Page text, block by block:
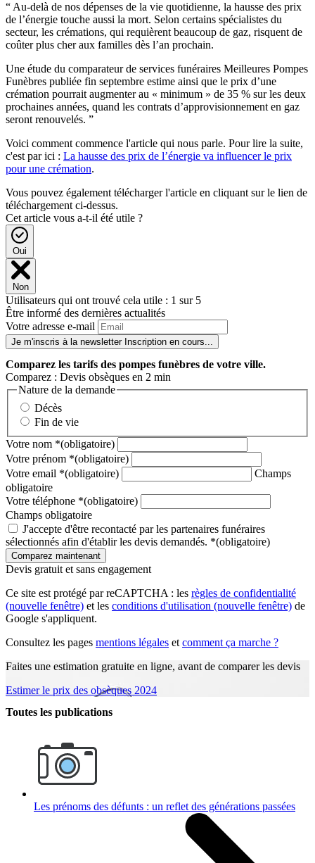
“ Au-delà de nos dépenses de la vie quotidienne, la hausse des prix
de l’énergie touche aussi la mort. Selon certains spécialistes du
secteur, les crémations, qui requièrent beaucoup de gaz, risquent de
coûter plus cher aux familles dès l’an prochain.
Une étude du comparateur de services funéraires Meilleures Pompes
Funèbres publiée fin septembre estime ainsi que le prix d’une
crémation pourrait augmenter au « minimum » de 35 % sur les deux
prochaines années, quand les contrats d’approvisionnement en gaz
seront renouvelés. ”
Voici comment commence l'article qui nous parle. Pour lire la suite,
c'est par ici : La hausse des prix de l’énergie va influencer le prix
pour une crémation.
Vous pouvez également télécharger l'article en cliquant sur le lien de
téléchargement ci-dessus.
Cet article vous a-t-il été utile ?
Oui
Non
Utilisateurs qui ont trouvé cela utile : 1 sur 5
Être informé des dernières actualités
Votre adresse e-mail
Je m'inscris à la newsletter Inscription en cours...
Comparez les tarifs des pompes funèbres de votre ville.
Comparez : Devis obsèques en 2 min
Nature de la demande
Décès
Fin de vie
Votre nom *(obligatoire)
Votre prénom *(obligatoire)
Votre email *(obligatoire)
Champs
obligatoire
Votre téléphone *(obligatoire)
Champs obligatoire
J'accepte d'être recontacté par les partenaires funéraires
sélectionnés afin d'établir les devis demandés. *(obligatoire)
Devis gratuit et sans engagement
Ce site est protégé par reCAPTCHA : les règles de confidentialité
(nouvelle fenêtre) et les conditions d'utilisation (nouvelle fenêtre) de
Google s'appliquent.
Consultez les pages mentions légales et comment ça marche ?
Faites une estimation gratuite en ligne, avant de comparer les devis
Estimer le prix des obsèques 2024
Toutes les publications
Les prénoms des défunts : un reflet des générations passées